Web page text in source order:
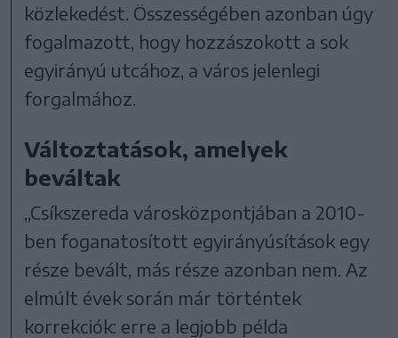
közlekedést. Összességében azonban úgy
fogalmazott, hogy hozzászokott a sok
egyirányú utcához, a város jelenlegi
forgalmához.
Változtatások, amelyek
beváltak
„Csíkszereda városközpontjában a 2010-
ben foganatosított egyirányúsítások egy
része bevált, más része azonban nem. Az
elmúlt évek során már történtek
korrekciók: erre a legjobb példa